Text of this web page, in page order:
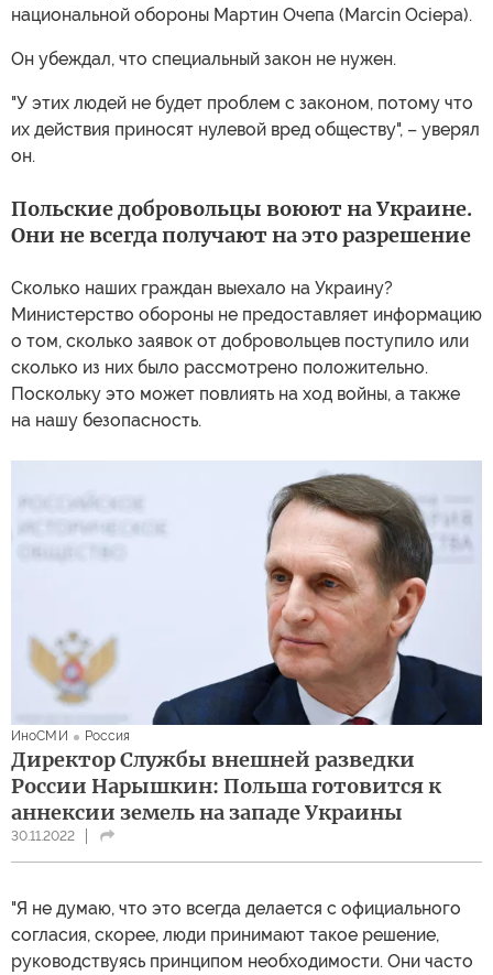
национальной обороны Мартин Очепа (Marcin Ociepa).
Он убеждал, что специальный закон не нужен.
"У этих людей не будет проблем с законом, потому что
их действия приносят нулевой вред обществу", – уверял
он.
Польские добровольцы воюют на Украине.
Они не всегда получают на это разрешение
Сколько наших граждан выехало на Украину?
Министерство обороны не предоставляет информацию
о том, сколько заявок от добровольцев поступило или
сколько из них было рассмотрено положительно.
Поскольку это может повлиять на ход войны, а также
на нашу безопасность.
ИноСМИ Россия
Директор Службы внешней разведки
России Нарышкин: Польша готовится к
аннексии земель на западе Украины
30.11.2022
"Я не думаю, что это всегда делается с официального
согласия, скорее, люди принимают такое решение,
руководствуясь принципом необходимости. Они часто